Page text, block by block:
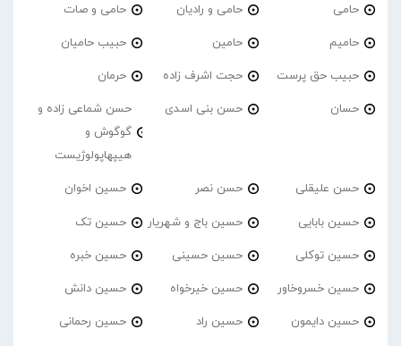
حامی حامی و رادیان حامی و صات
حامیم حامین حبیب حامیان
حبیب حق پرست حجت اشرف زاده حرمان
حسان حسن بنی اسدی
حسن شماعی زاده و
گوگوش و
هیپهاپولوژیست
حسن علیقلی حسن نصر حسین اخوان
حسین بابایی حسین باج و شهریار حسین تک
حسین توکلی حسین حسینی حسین خبره
حسین خسروخاور حسین خیرخواه حسین دانش
حسین دایمون حسین راد حسین رحمانی